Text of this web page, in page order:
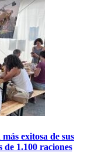
exitosa de sus
de 1.100 raciones